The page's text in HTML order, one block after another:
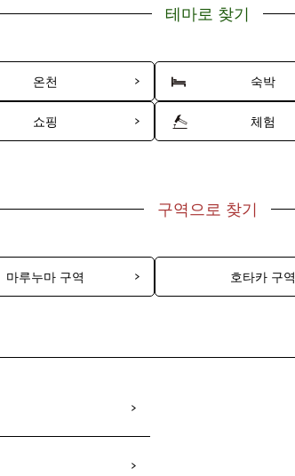
테마로 찾기
온천 숙박
쇼핑 체험
구역으로 찾기
마루누마 구역 호타카 구역